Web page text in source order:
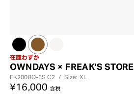
在庫わずか
OWNDAYS × FREAK'S STORE
FK2008Q-6SC2 / Size: XL
¥16,000 含稅